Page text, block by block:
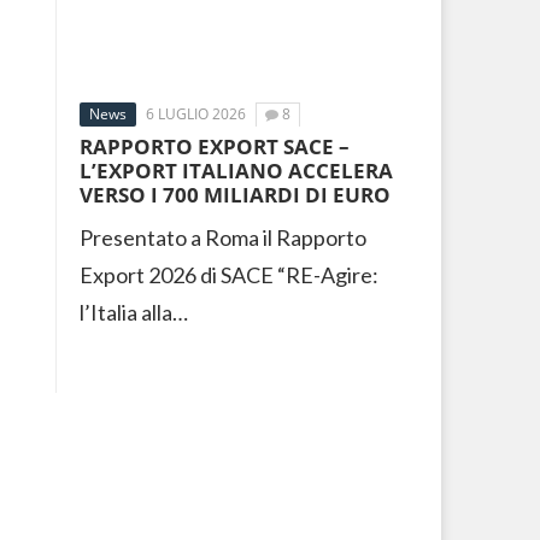
News 6 LUGLIO 2026 8
RAPPORTO EXPORT SACE –
L’EXPORT ITALIANO ACCELERA
VERSO I 700 MILIARDI DI EURO
Presentato a Roma il Rapporto
Export 2026 di SACE “RE-Agire:
l’Italia alla…